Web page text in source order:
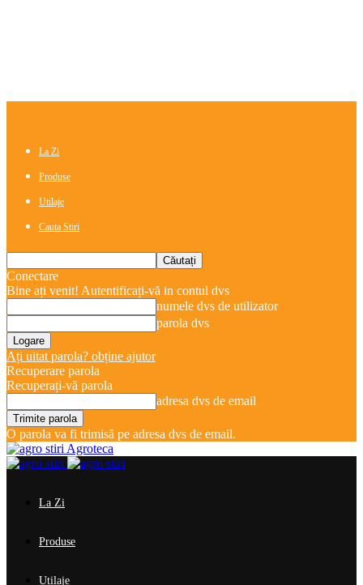
La Zi
Produse
Utilaje
Cauta Stiri
Conectare
Bine ați venit! Autentificați-vă in contul dvs
numele dvs de utilizator
parola dvs
Ați uitat parola? obține ajutor
Recuperare parola
Recuperați-vă parola
adresa dvs de email
O parola va fi trimisă pe adresa dvs de email.
Agroteca
La Zi
Produse
Utilaje